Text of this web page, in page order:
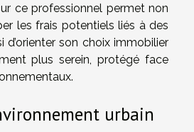
ce professionnel permet non
les frais potentiels liés à des
d’orienter son choix immobilier
plus serein, protégé face
urbain